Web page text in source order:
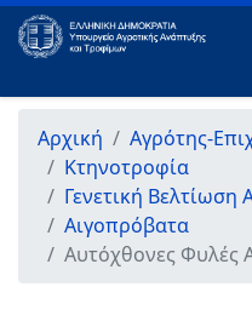
Αρχική
Αγρότης-
Κτηνοτροφία
Γενετική
Αιγοπρόβατα
Αυτόχθονες Φυλές